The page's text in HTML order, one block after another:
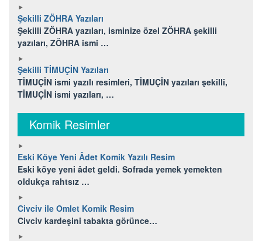
Şekilli ZÖHRA Yazıları
Şekilli ZÖHRA yazıları, isminize özel ZÖHRA şekilli
yazıları, ZÖHRA ismi …
Şekilli TİMUÇİN Yazıları
TİMUÇİN ismi yazılı resimleri, TİMUÇİN yazıları şekilli,
TİMUÇİN ismi yazıları, …
Komik Resimler
Eski Köye Yeni Âdet Komik Yazılı Resim
Eski köye yeni âdet geldi. Sofrada yemek yemekten
oldukça rahtsız …
Civciv ile Omlet Komik Resim
Civciv kardeşini tabakta görünce…